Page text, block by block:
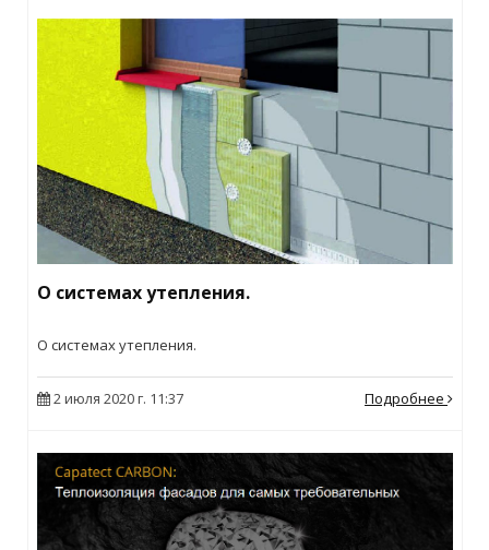
О системах утепления.
О системах утепления.
2 июля 2020 г. 11:37 Подробнее